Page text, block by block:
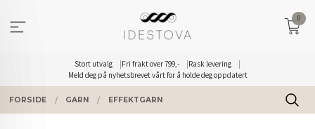
innholdet
Stort utvalg Fri frakt over 799,-
Rask levering
Meld deg på nyhetsbrevet vårt for å holde deg oppdatert
0
FORSIDE GARN EFFEKTGARN